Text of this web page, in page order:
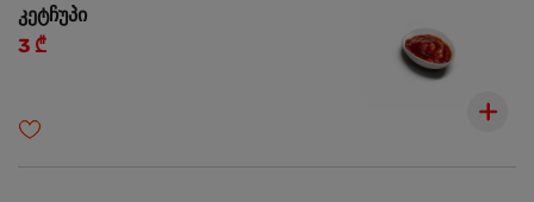
კეტჩუპი
3 ₾